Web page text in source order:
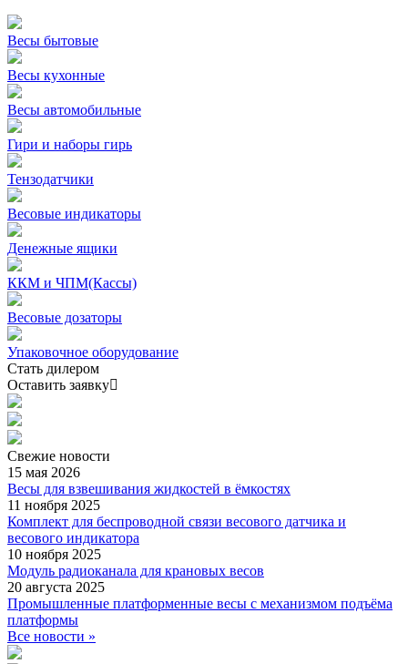
Весы бытовые
Весы кухонные
Весы автомобильные
Гири и наборы гирь
Тензодатчики
Весовые индикаторы
Денежные ящики
ККМ и ЧПМ(Кассы)
Весовые дозаторы
Упаковочное оборудование
Стать дилером
Оставить заявку
Свежие новости
15 мая 2026
Весы для взвешивания жидкостей в ёмкостях
11 ноября 2025
Комплект для беспроводной связи весового датчика и
весового индикатора
10 ноября 2025
Модуль радиоканала для крановых весов
20 августа 2025
Промышленные платформенные весы с механизмом подъёма
платформы
Все новости »